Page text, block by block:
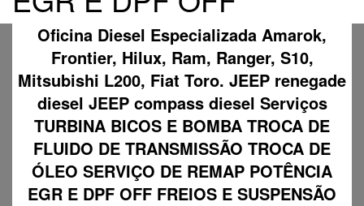
Oficina Diesel Especializada Amarok,
Frontier, Hilux, Ram, Ranger, S10,
Mitsubishi L200, Fiat Toro. JEEP renegade
diesel JEEP compass diesel Serviços
TURBINA BICOS E BOMBA TROCA DE
FLUIDO DE TRANSMISSÃO TROCA DE
ÓLEO SERVIÇO DE REMAP POTÊNCIA
EGR E DPF OFF FREIOS E SUSPENSÃO